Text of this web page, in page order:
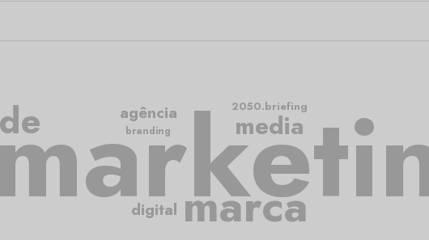
marca
media
agência
digital
2050.briefing
branding